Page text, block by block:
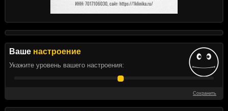
Ваше настроение
Укажите уровень вашего настроения:
Сохранить